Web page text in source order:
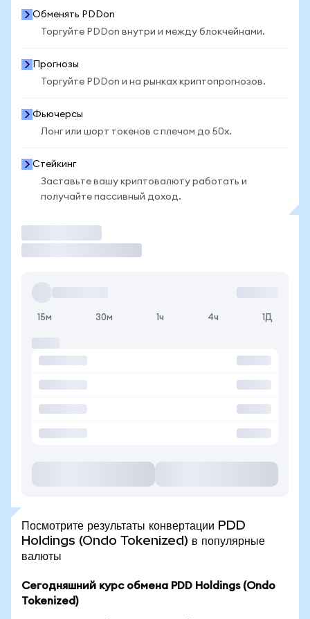
Обменять PDDon
Торгуйте PDDon внутри и между блокчейнами.
Прогнозы
Торгуйте PDDon и на рынках криптопрогнозов.
Фьючерсы
Лонг или шорт токенов с плечом до 50x.
Стейкинг
Заставьте вашу криптовалюту работать и
получайте пассивный доход.
15м 30м 1ч 4ч 1Д
Посмотрите результаты конвертации PDD
Holdings (Ondo Tokenized) в популярные
валюты
Сегодняшний курс обмена PDD Holdings (Ondo
Tokenized)